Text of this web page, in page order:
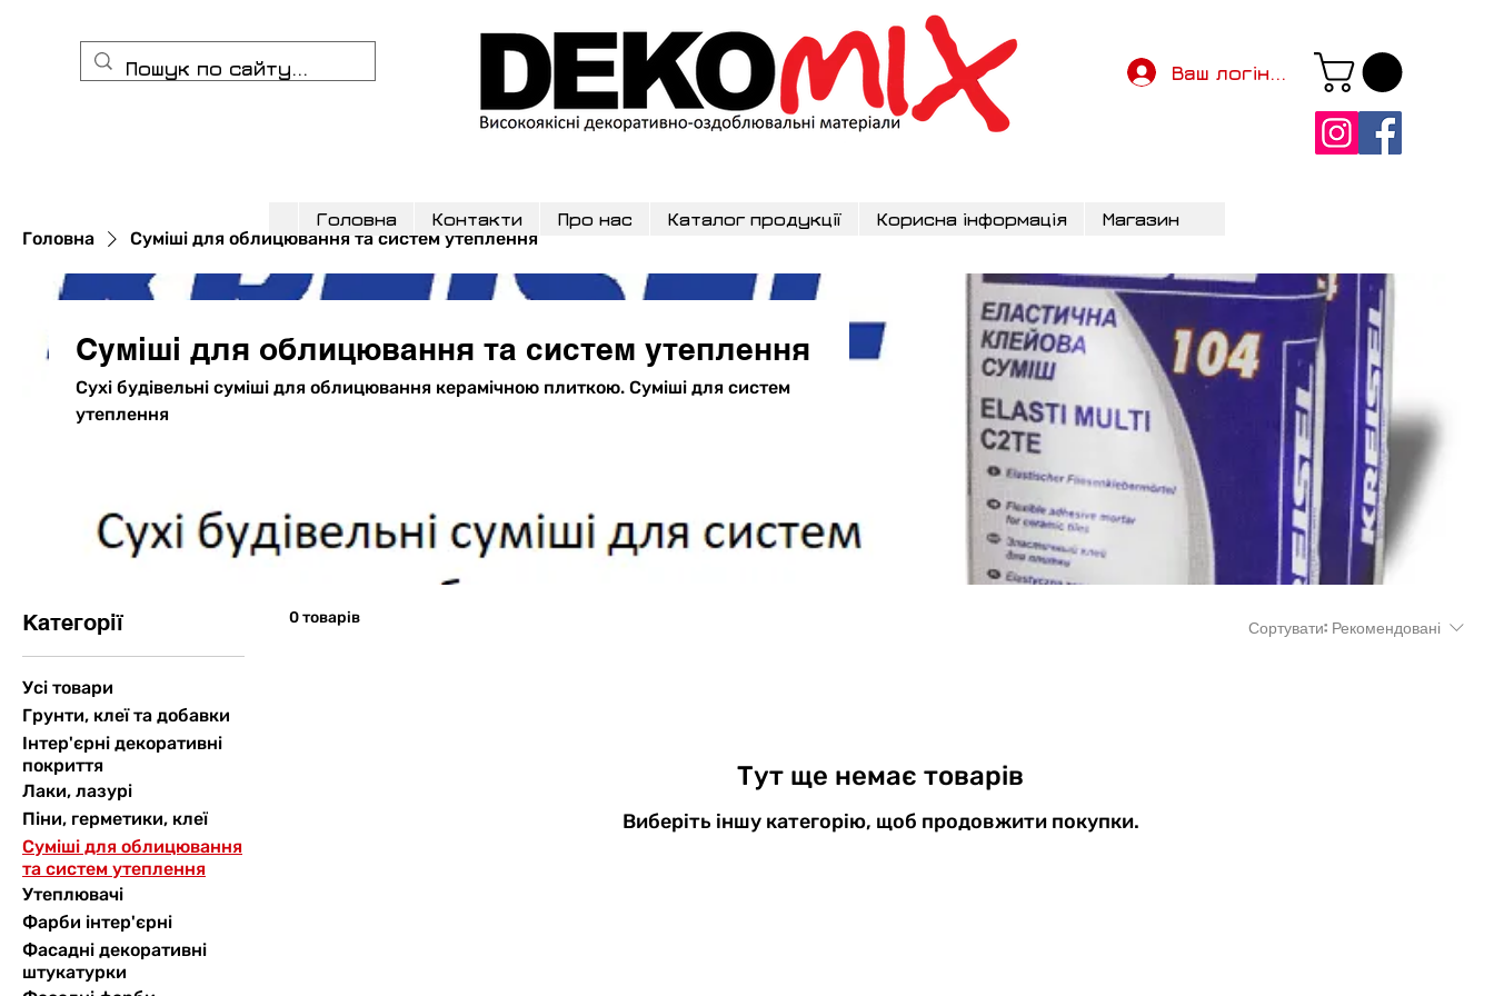
Ваш логін...
Головна Контакти Про нас Каталог продукції Корисна інформація Магазин
Головна Суміші для облицювання та систем утеплення
Суміші для облицювання та систем утеплення
Сухі будівельні суміші для облицювання керамічною плиткою. Суміші для систем
утеплення
Категорії
Усі товари
Грунти, клеї та добавки
Інтер'єрні декоративні
покриття
Лаки, лазурі
Піни, герметики, клеї
Суміші для облицювання
та систем утеплення
Утеплювачі
Фарби інтер'єрні
Фасадні декоративні
штукатурки
0 товарів Сортувати: Рекомендовані
Тут ще немає товарів
Виберіть іншу категорію, щоб продовжити покупки.